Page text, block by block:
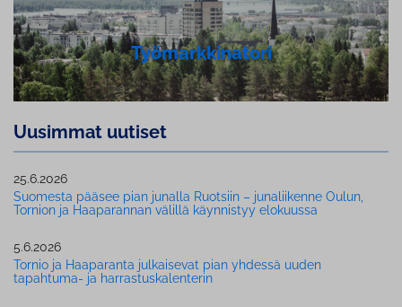
Työ­mark­ki­na­to­ri
Uusimmat uutiset
25.6.2026
Suomesta pääsee pian junalla Ruotsiin – ju­na­lii­ken­ne Oulun,
Tornion ja Haaparannan välillä käynnistyy elokuussa
5.6.2026
Tornio ja Haaparanta julkaisevat pian yhdessä uuden
tapahtuma- ja har­ras­tus­ka­len­te­rin